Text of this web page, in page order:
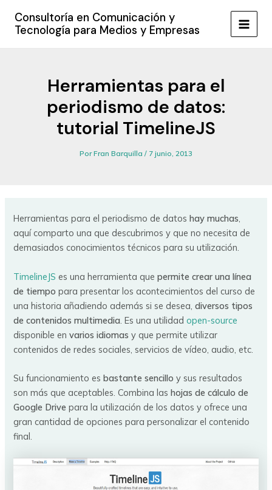
contenido
Consultoría en Comunicación y
Tecnología para Medios y Empresas
MAIN
Herramientas para el
periodismo de datos:
tutorial TimelineJS
PorFran Barquilla / 7 junio, 2013
Herramientas para el periodismo de datoshay muchas,
aquí comparto una que descubrimos y que no necesita de
demasiados conocimientos técnicos para su utilización.
TimelineJS es una herramienta quepermite crear una línea
de tiempo para presentar los acontecimientos del curso de
una historia añadiendo además si se desea,diversos tipos
de contenidos multimedia . Es una utilidadopen-source
disponible envarios idiomas y que permite utilizar
contenidos de redes sociales, servicios de vídeo, audio, etc.
Su funcionamiento esbastante sencillo y sus resultados
son más que aceptables. Combina lashojas de cálculo de
Google Drive para la utilización de los datos y ofrece una
gran cantidad de opciones para personalizar el contenido
final.